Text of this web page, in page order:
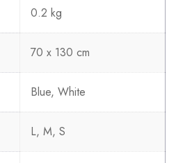
0.2 kg
70 x 130 cm
Blue, White
L, M, S